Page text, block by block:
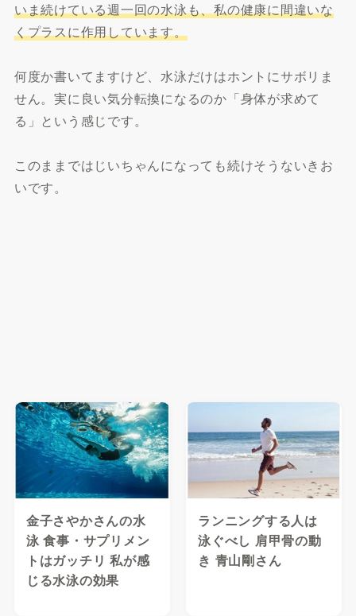
いま続けている週一回の水泳も、私の健康に間違いな
くプラスに作用しています。
何度か書いてますけど、水泳だけはホントにサボリま
せん。実に良い気分転換になるのか「身体が求めて
る」という感じです。
このままではじいちゃんになっても続けそうないきお
いです。
金子さやかさんの水
泳 食事・サプリメン
トはガッチリ 私が感
じる水泳の効果
ランニングする人は
泳ぐべし 肩甲骨の動
き 青山剛さん